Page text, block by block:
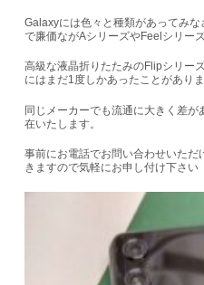
Galaxyには色々と種類があってみ
で廉価ながAシリーズやFeelシリーズ
高級な液晶折りたたみのFlipシリー
にはまだ1度しかあったことがありま
同じメーカーでも流通に大きく差
在いたします。
事前にお電話でお問い合わせいた
きますので気軽にお申し付け下さい